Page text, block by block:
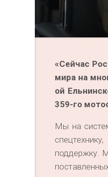
«Сейчас
мира на
ой
359-го
Мы на
поддержку.